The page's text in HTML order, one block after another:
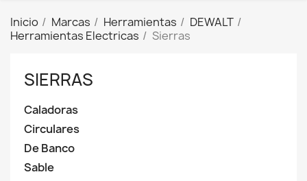
Inicio Marcas Herramientas
DEWALT
Herramientas Electricas
Sierras
SIERRAS
Caladoras
Circulares
De Banco
Sable